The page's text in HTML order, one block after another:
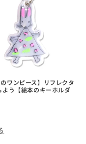
のワンピース】リフレクタ
よう【絵本のキーホルダ